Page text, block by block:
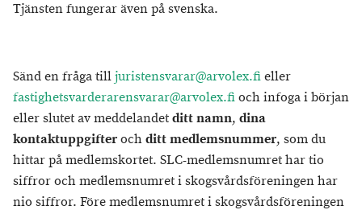
Tjänsten fungerar även på svenska.
Sänd en fråga tilljuristensvarar@arvolex.fieller
fastighetsvarderarensvarar@arvolex.fioch infoga i början
eller slutet av meddelandetditt namn, dina
kontaktuppgifterochditt medlemsnummer, som du
hittar på medlemskortet. SLC-medlemsnumret har tio
siffror och medlemsnumret i skogsvårdsföreningen har
nio siffror. Före medlemsnumret i skogsvårdsföreningen